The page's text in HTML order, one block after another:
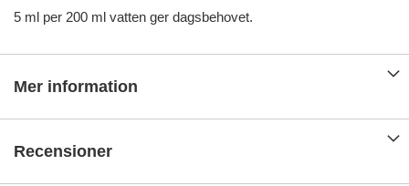
5 ml per 200 ml vatten ger dagsbehovet.
Mer information
Recensioner